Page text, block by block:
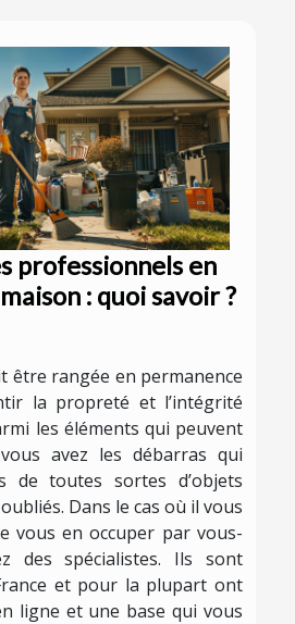
professionnels en
: quoi savoir ?
être rangée en permanence
la propreté et l’intégrité
les éléments qui peuvent
avez les débarras qui
de toutes sortes d’objets
Dans le cas où il vous
vous en occuper par vous-
des spécialistes. Ils sont
et pour la plupart ont
ligne et une base qui vous